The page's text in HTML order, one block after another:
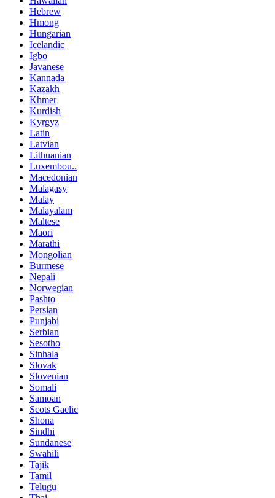
Hebrew
Hmong
Hungarian
Icelandic
Igbo
Javanese
Kannada
Kazakh
Khmer
Kurdish
Kyrgyz
Latin
Latvian
Lithuanian
Luxembou..
Macedonian
Malagasy
Malay
Malayalam
Maltese
Maori
Marathi
Mongolian
Burmese
Nepali
Norwegian
Pashto
Persian
Punjabi
Serbian
Sesotho
Sinhala
Slovak
Slovenian
Somali
Samoan
Scots Gaelic
Shona
Sindhi
Sundanese
Swahili
Tajik
Tamil
Telugu